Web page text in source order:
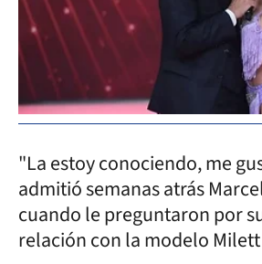
"La estoy conociendo, me
admitió semanas atrás
cuando le preguntaron por
relación con la modelo